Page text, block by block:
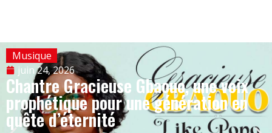
Musique
juin 24, 2026
Chantre Gracieuse Gbaouo, une voix
prophétique pour une génération en
quête d’éternité